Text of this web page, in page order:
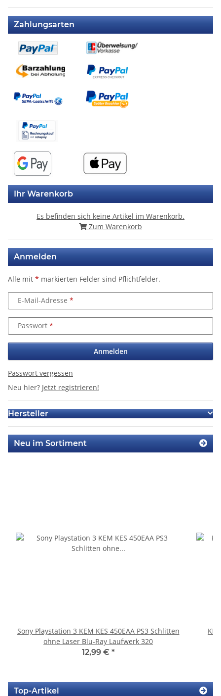
Zahlungsarten
Ihr Warenkorb
Es befinden sich keine Artikel im Warenkorb.
Zum Warenkorb
Anmelden
Alle mit * markierten Felder sind Pflichtfelder.
E-Mail-Adresse
Passwort
Anmelden
Passwort vergessen
Neu hier? Jetzt registrieren!
Hersteller
Neu im Sortiment
Sony Playstation 3 KEM KES 450EAA PS3 Schlitten
ohne Laser Blu-Ray Laufwerk 320
12,99 € *
Top-Artikel